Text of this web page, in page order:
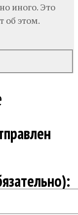
иного. Это
об этом.